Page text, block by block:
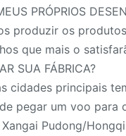
PRÓPRIOS
produzir os
que mais o
SUA FÁBRICA?
cidades principais
pegar um voo para
Pudong/